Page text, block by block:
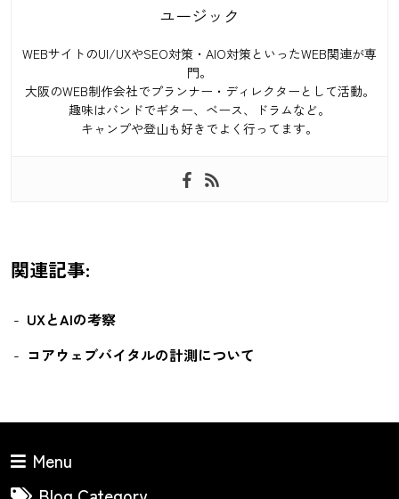
ユージック
WEBサイトのUI/UXやSEO対策・AIO対策といったWEB関連が専
門。
大阪のWEB制作会社でプランナー・ディレクターとして活動。
趣味はバンドでギター、ベース、ドラムなど。
キャンプや登山も好きでよく行ってます。
関連記事:
UXとAIの考察
コアウェブバイタルの計測について
Menu